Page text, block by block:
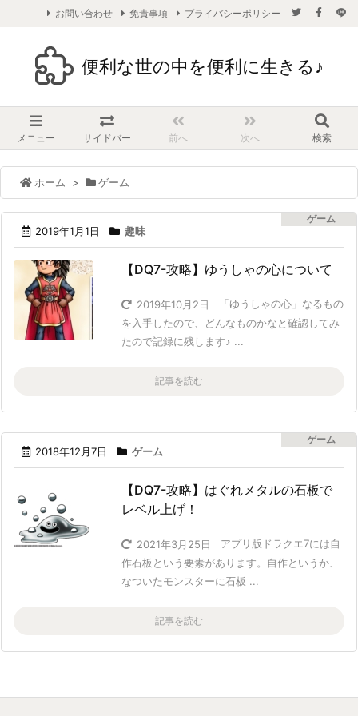
便利な世の中を便利に生きる♪
メニュー サイドバー 前へ 次へ 検索
お問い合わせ 免責事項 プライバシーポリシー
ホーム > ゲーム
2019年1月1日 趣味
ゲーム
【DQ7-攻略】ゆうしゃの心について
2019年10月2日
「ゆうしゃの心」なるもの
を入手したので、どんなものかなと確認してみ
たので記録に残します♪ ...
記事を読む
2018年12月7日 ゲーム
ゲーム
【DQ7-攻略】はぐれメタルの石板で
レベル上げ！
2021年3月25日
アプリ版ドラクエ7には自
作石板という要素があります。自作というか、
なついたモンスターに石板 ...
記事を読む